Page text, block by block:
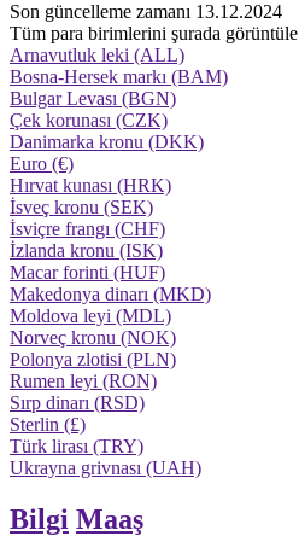
Son güncelleme zamanı 13.12.2024
Tüm para birimlerini şurada görüntüle
Arnavutluk leki (ALL)
Bosna-Hersek markı (BAM)
Bulgar Levası (BGN)
Çek korunası (CZK)
Danimarka kronu (DKK)
Euro (€)
Hırvat kunası (HRK)
İsveç kronu (SEK)
İsviçre frangı (CHF)
İzlanda kronu (ISK)
Macar forinti (HUF)
Makedonya dinarı (MKD)
Moldova leyi (MDL)
Norveç kronu (NOK)
Polonya zlotisi (PLN)
Rumen leyi (RON)
Sırp dinarı (RSD)
Sterlin (£)
Türk lirası (TRY)
Ukrayna grivnası (UAH)
Bilgi Maaş